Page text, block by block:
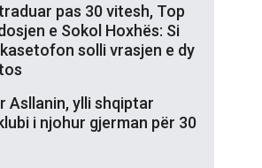
pas 30 vitesh, Top
e Sokol Hoxhës: Si
solli vrasjen e dy
Asllanin, ylli shqiptar
i njohur gjerman për 30